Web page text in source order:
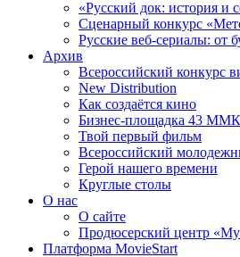
«Русский док: история и
Сценарный конкурс
Русские веб-сериалы: от
Архив
Всероссийский конкурс
New Distribution
Как создаётся кино
Бизнес-площадка 43
Твой первый фильм
Всероссийский
Герой нашего времени
Круглые столы
О нас
О сайте
Продюсерский центр
Платформа MovieStart